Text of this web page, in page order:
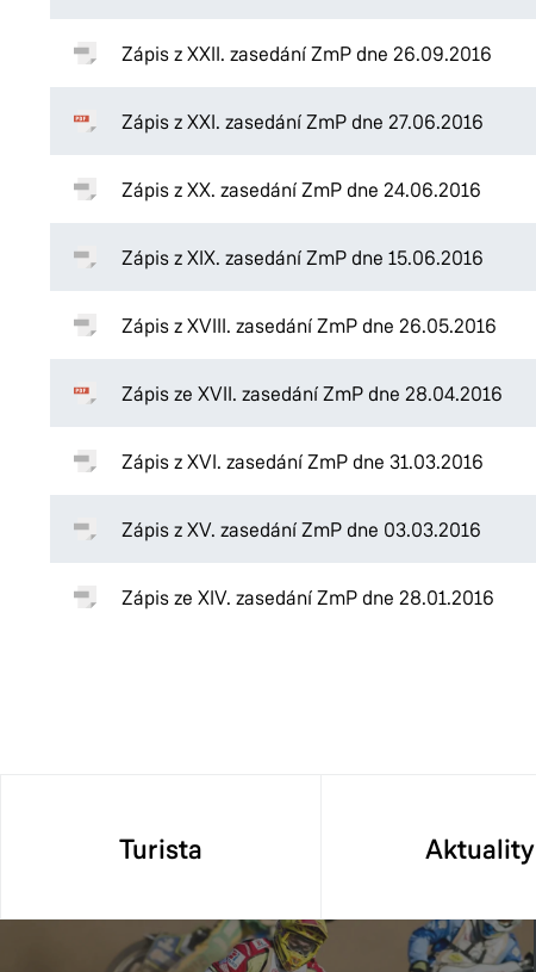
Zápis z XXII. zasedání ZmP dne 26.09.2016
Zápis z XXI. zasedání ZmP dne 27.06.2016
Zápis z XX. zasedání ZmP dne 24.06.2016
Zápis z XIX. zasedání ZmP dne 15.06.2016
Zápis z XVIII. zasedání ZmP dne 26.05.2016
Zápis ze XVII. zasedání ZmP dne 28.04.2016
Zápis z XVI. zasedání ZmP dne 31.03.2016
Zápis z XV. zasedání ZmP dne 03.03.2016
Zápis ze XIV. zasedání ZmP dne 28.01.2016
Turista Aktuality